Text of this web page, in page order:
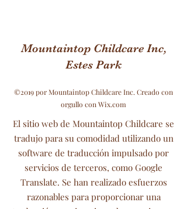
Mountaintop Childcare Inc,
Estes Park
©2019 por Mountaintop Childcare Inc. Creado con
orgullo con Wix.com
El sitio web de Mountaintop Childcare se
tradujo para su comodidad utilizando un
software de traducción impulsado por
servicios de terceros, como Google
Translate. Se han realizado esfuerzos
razonables para proporcionar una